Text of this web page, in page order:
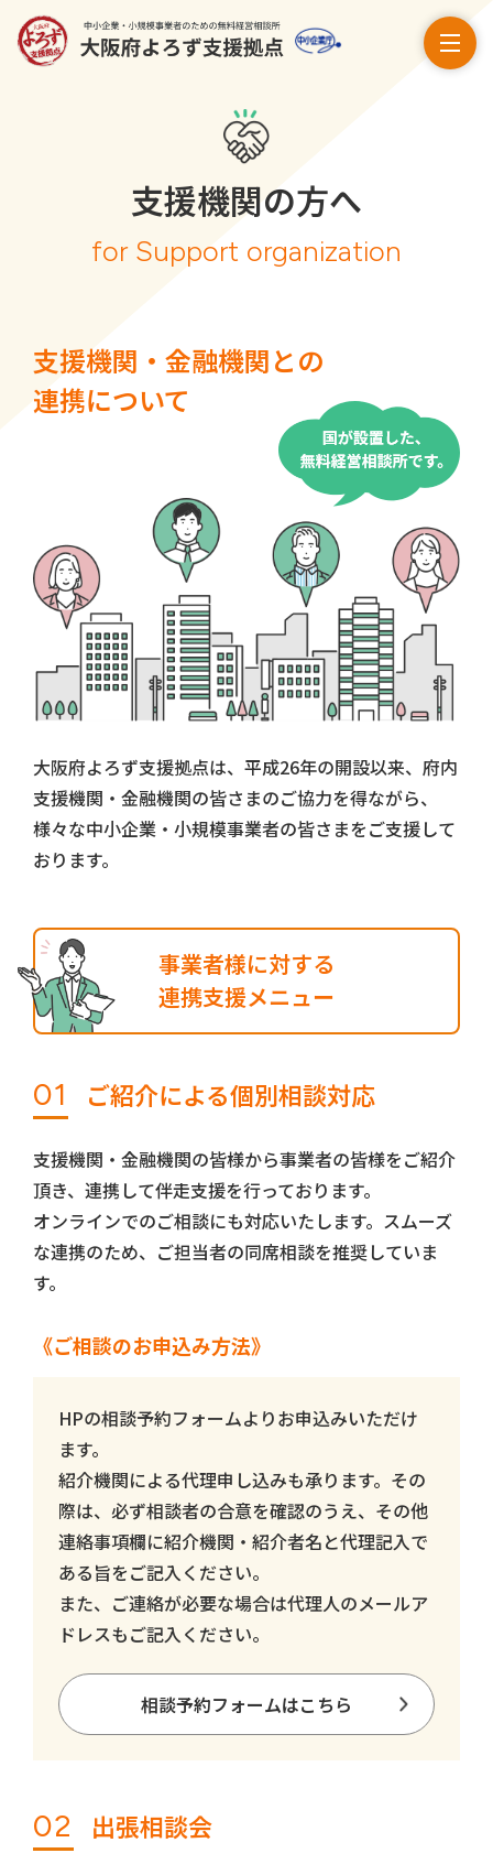
支援機関の方へ
for Support organization
支援機関・金融機関との
連携について
大阪府よろず支援拠点は、平成26年の開設以来、府内
支援機関‧金融機関の皆さまのご協⼒を得ながら、
様々な中小企業‧小規模事業者の皆さまをご支援して
おります。
事業者様に対する
連携支援メニュー
01 ご紹介による個別相談対応
支援機関・金融機関の皆様から事業者の皆様をご紹介
頂き、連携して伴走支援を行っております。
オンラインでのご相談にも対応いたします。スムーズ
な連携のため、ご担当者の同席相談を推奨していま
す。
《ご相談のお申込み方法》
HPの相談予約フォームよりお申込みいただけ
ます。
紹介機関による代理申し込みも承ります。その
際は、必ず相談者の合意を確認のうえ、その他
連絡事項欄に紹介機関・紹介者名と代理記入で
ある旨をご記入ください。
また、ご連絡が必要な場合は代理人のメールア
ドレスもご記入ください。
相談予約フォームはこちら
02 出張相談会